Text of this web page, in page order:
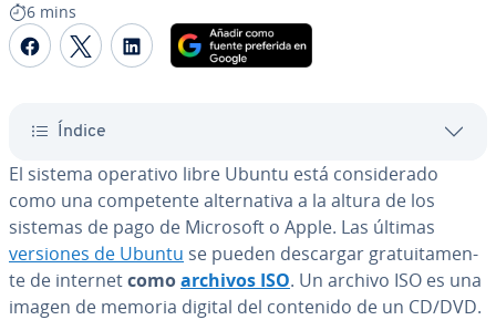
6 mins
Compartir Facebook
Compartir Twitter
Compartir LinkedIn
Índice
El sistema operativo libre Ubuntu está co­n­si­de­ra­do
como una co­m­pe­te­n­te al­te­r­na­ti­va a la altura de los
sistemas de pago de Microsoft o Apple. Las últimas
versiones de Ubuntu se pueden descargar gra­tui­ta­me­n­
te de internetcomoarchivos ISO. Un archivo ISO es una
imagen de memoria digital del contenido de un CD/DVD.